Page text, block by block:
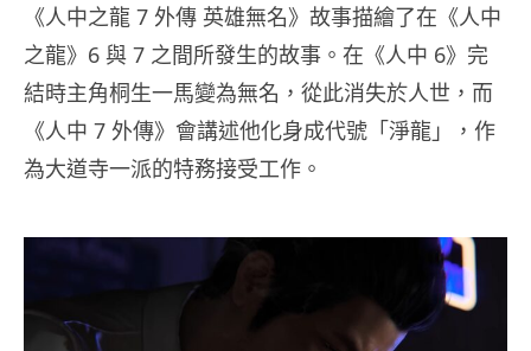
《人中之龍 7 外傳 英雄無名》故事描繪了在《人中
之龍》6 與 7 之間所發生的故事。在《人中 6》完
結時主角桐生一馬變為無名，從此消失於人世，而
《人中 7 外傳》會講述他化身成代號「淨龍」，作
為大道寺一派的特務接受工作。